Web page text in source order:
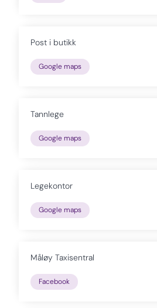
Post i butikk
Google maps
Tannlege
Google maps
Legekontor
Google maps
Måløy Taxisentral
Facebook